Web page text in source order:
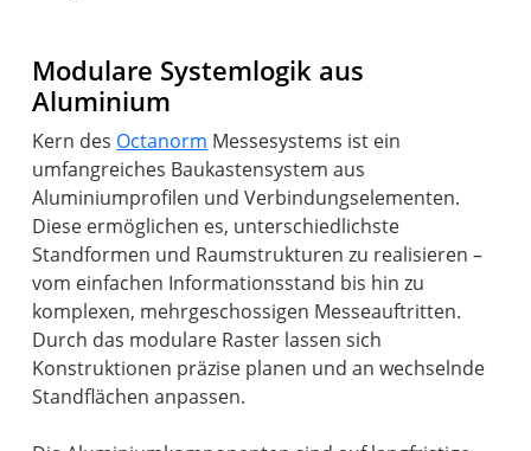
Modulare Systemlogik aus
Aluminium
Kern des Octanorm Messesystems ist ein
umfangreiches Baukastensystem aus
Aluminiumprofilen und Verbindungselementen.
Diese ermöglichen es, unterschiedlichste
Standformen und Raumstrukturen zu realisieren –
vom einfachen Informationsstand bis hin zu
komplexen, mehrgeschossigen Messeauftritten.
Durch das modulare Raster lassen sich
Konstruktionen präzise planen und an wechselnde
Standflächen anpassen.